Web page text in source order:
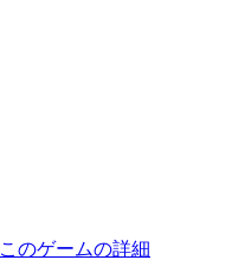
このゲームの詳細